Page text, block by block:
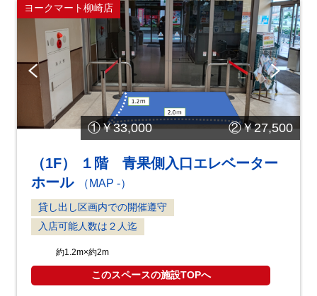
ヨークマート柳崎店
①￥33,000 ②￥27,500
Pre
vio
us
Ne
xt
（1F） １階 青果側入口エレベーター
ホール
（MAP -）
貸し出し区画内での開催遵守
入店可能人数は２人迄
約1.2m×約2m
このスペースの施設TOPへ